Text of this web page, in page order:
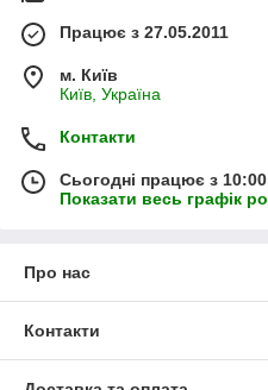
Працює з 27.05.2011
м. Київ
Київ, Україна
Контакти
Сьогодні працює з
Показати весь графік
Про нас
Контакти